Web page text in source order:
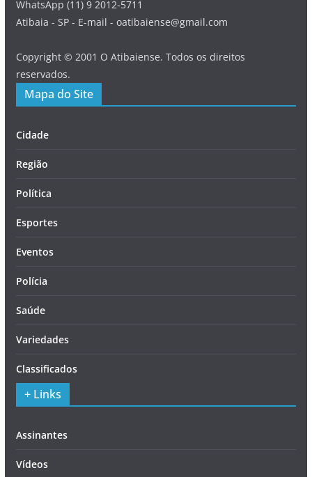
WhatsApp (11) 9 2012-5711
Atibaia - SP - E-mail - oatibaiense@gmail.com
Copyright © 2001 O Atibaiense. Todos os direitos
reservados.
Mapa do Site
Cidade
Região
Política
Esportes
Eventos
Polícia
Saúde
Variedades
Classificados
+ Links
Assinantes
Vídeos